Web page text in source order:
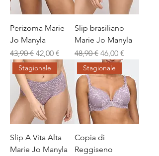
Perizoma Marie
Jo Manyla
Prezzo regolare
43,90 € Prezzo scontato
42,00 €
Slip brasiliano
Marie Jo Manyla
Prezzo regolare
48,90 € Prezzo scontato
46,00 €
Stagionale
Slip A Vita Alta
Marie Jo Manyla
Stagionale
Copia di
Reggiseno